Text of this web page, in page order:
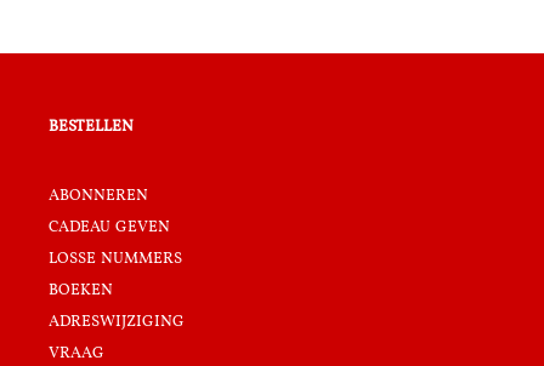
bestellen
abonneren
cadeau geven
losse nummers
boeken
adreswijziging
vraag